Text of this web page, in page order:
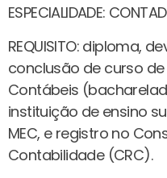
ESPECIALIDADE:
REQUISITO: diploma,
conclusão de curso
Contábeis
instituição de ensino
MEC, e registro no
Contabilidade (CRC).